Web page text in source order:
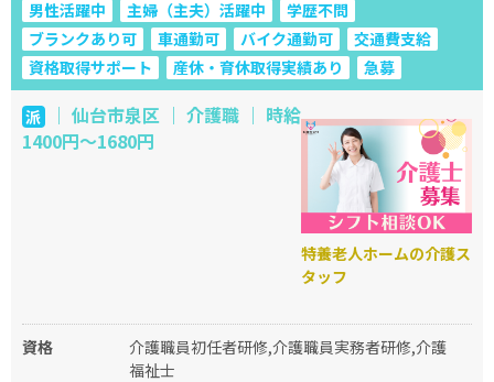
男性活躍中
主婦（主夫）活躍中
学歴不問
ブランクあり可
車通勤可 バイク通勤可
交通費支給
資格取得サポート
産休・育休取得実績あり 急募
派｜ 仙台市泉区 ｜ 介護職 ｜ 時給
1400円～1680円
特養老人ホームの介護ス
タッフ
資格
介護職員初任者研修,介護職員実務者研修,介護
福祉士